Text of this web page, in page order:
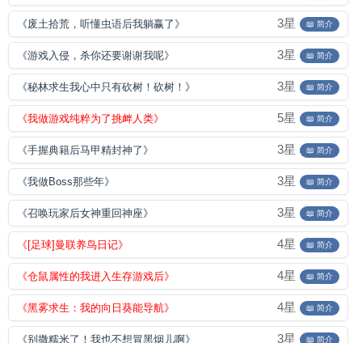
《废土拾荒，听懂虫语后我躺赢了》 3星 📖 简介
《游戏入侵，杀你还要谢谢我呢》 3星 📖 简介
《秘林求生我心中只有砍树！砍树！》 3星 📖 简介
《我做游戏纯粹为了挑衅人类》 5星 📖 简介
《手握典籍后马甲精封神了》 3星 📖 简介
《我做Boss那些年》 3星 📖 简介
《召唤玩家后女神重回神座》 3星 📖 简介
《[足球]曼联养鸟日记》 4星 📖 简介
《仓鼠属性的我进入生存游戏后》 4星 📖 简介
《黑雾求生：我的向日葵能导航》 4星 📖 简介
《别撒糯米了！我也不想冒黑烟儿啊》 3星 📖 简介